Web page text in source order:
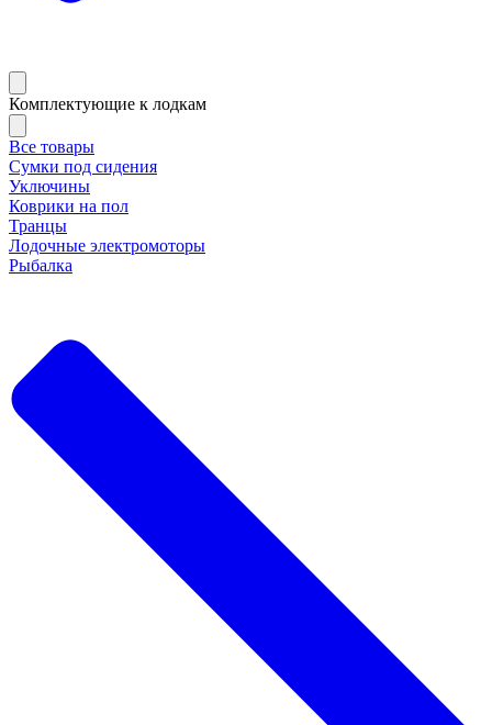
Комплектующие к лодкам
Все товары
Сумки под сидения
Уключины
Коврики на пол
Транцы
Лодочные электромоторы
Рыбалка